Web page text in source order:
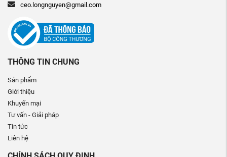
ceo.longnguyen@gmail.com
THÔNG TIN CHUNG
Sản phẩm
Giới thiệu
Khuyến mại
Tư vấn - Giải pháp
Tin tức
Liên hệ